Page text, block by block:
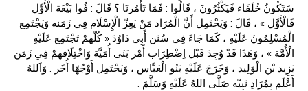
سَتَكُونُ خُلَفَاء فَيَكْثُرُونَ ، قَالُوا : فَمَا تَأْمُرنَا ؟ قَالَ : فُوا بَيْعَة الْأَوَّل
فَالْأَوَّل » ، قَالَ : وَيَحْتَمِل أَنَّ الْمُرَاد مَنْ يَعِزّ الْإِسْلَام فِي زَمَنه وَيَجْتَمِع
الْمُسْلِمُونَ عَلَيْهِ ، كَمَا جَاءَ فِي سُنَن أَبِي دَاوُدَ « كُلّهمْ تَجْتَمِع عَلَيْهِ
الْأُمَّة » ، وَهَذَا قَدْ وُجِدَ قَبْل اِضْطِرَاب أَمْر بَنَى أُمَيَّة وَاخْتِلَافهمْ فِي زَمَن
يَزِيد بْن الْوَلِيد ، وَخَرَجَ عَلَيْهِ بَنُو الْعَبَّاس ، وَيَحْتَمِل أَوْجُهًا أُخَر . وَاَللهُ
أَعْلَم بِمُرَادِ نَبِيّه صَلَّى اللهُ عَلَيْهِ وَسَلَّمَ .